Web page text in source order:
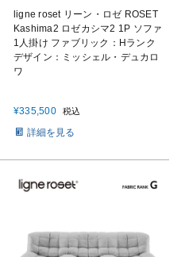
ligne roset リーン・ロゼ ROSET
Kashima2 ロゼカシマ2 1P ソファ
1人掛け ファブリック：Hランク
デザイン：ミッシェル・デュカロ
ワ
¥335,500 税込
詳細を見る